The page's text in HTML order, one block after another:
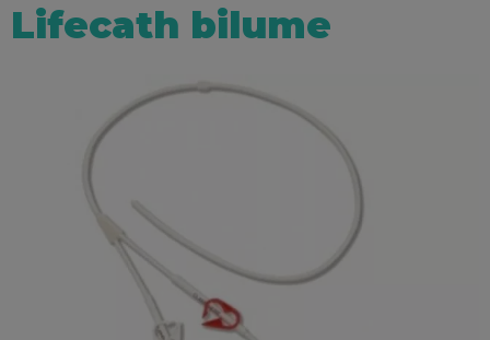
Lifecath bilume